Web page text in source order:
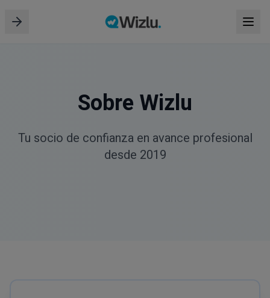
Sobre Wizlu
Tu socio de confianza en avance profesional
desde 2019